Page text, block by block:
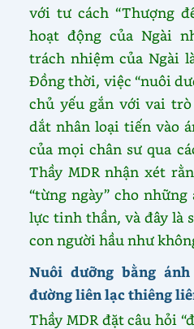
với tư cách “Thượng
hoạt động của Ngài
trách nhiệm của Ngài
Đồng thời, việc “nuôi
chủ yếu gắn với vai
dắt nhân loại tiến vào
của mọi chân sư qua
Thầy MDR nhận xét
“từng ngày” cho
lực tinh thần, và đây là
con người hầu như
Nuôi dưỡng bằng
đường liên lạc thiêng
Thầy MDR đặt câu hỏi